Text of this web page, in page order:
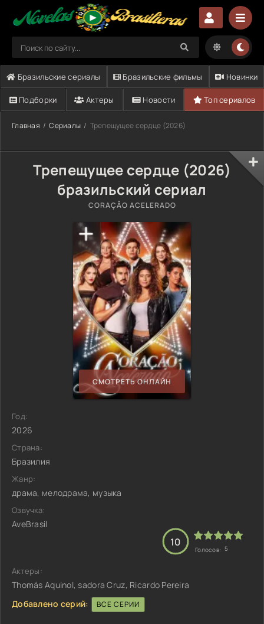
Бразильские сериалы Бразильские фильмы Новинки
Подборки Актеры Новости Топ сериалов
Главная Сериалы Трепещущее сердце (2026)
Трепещущее сердце (2026)
бразильский сериал
CORAÇÃO ACELERADO
СМОТРЕТЬ ОНЛАЙН
Год:
2026
Страна:
Бразилия
Жанр:
драма, мелодрама, музыка
Озвучка:
AveBrasil
10
Голосов: 5
Актеры:
Thomás AquinoI, sadora Cruz, Ricardo Pereira
Добавлено серий:
ВСЕ СЕРИИ